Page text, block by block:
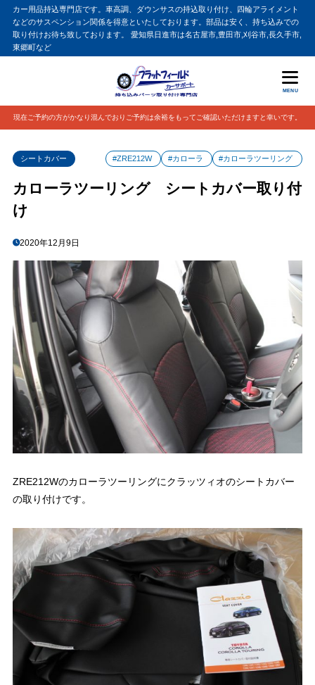
カー用品持込専門店です。車高調、ダウンサスの持込取り付け、四輪アライメント
などのサスペンション関係を得意といたしております。部品は安く、持ち込みでの
取り付けお待ち致しております。 愛知県日進市は名古屋市,豊田市,刈谷市,長久手市,
東郷町など
MENU
現在ご予約の方がかなり混んでおりご予約は余裕をもってご確認いただけますと幸いです。
シートカバー #ZRE212W #カローラ #カローラツーリング
カローラツーリング シートカバー取り付
け
2020年12月9日
ZRE212Wのカローラツーリングにクラッツィオのシートカバー
の取り付けです。